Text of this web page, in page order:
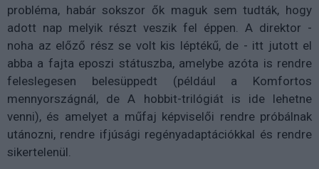
probléma, habár sokszor ők maguk sem tudták, hogy
adott nap melyik részt veszik fel éppen. A direktor -
noha az előző rész se volt kis léptékű, de - itt jutott el
abba a fajta eposzi státuszba, amelybe azóta is rendre
feleslegesen belesüppedt (például a Komfortos
mennyországnál, de A hobbit-trilógiát is ide lehetne
venni), és amelyet a műfaj képviselői rendre próbálnak
utánozni, rendre ifjúsági regényadaptációkkal és rendre
sikertelenül.